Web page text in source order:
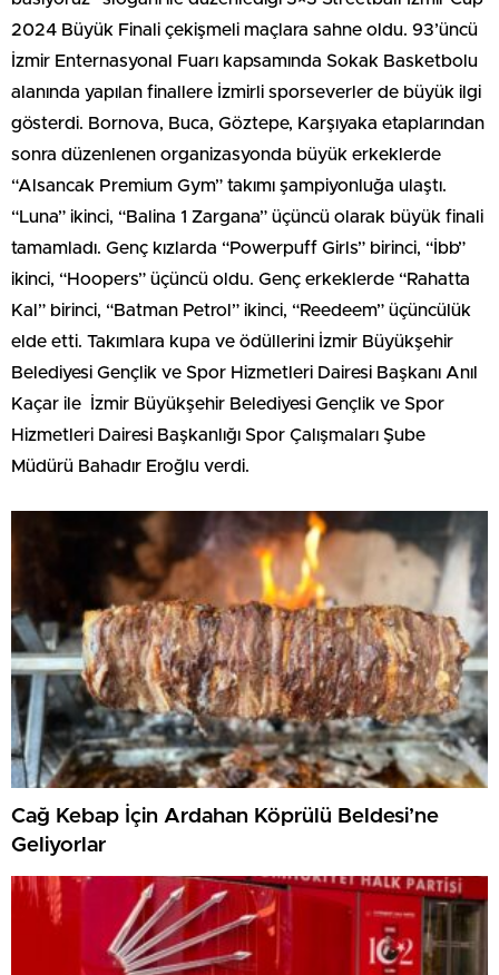
2024 Büyük Finali çekişmeli maçlara sahne oldu. 93’üncü
İzmir Enternasyonal Fuarı kapsamında Sokak Basketbolu
alanında yapılan finallere İzmirli sporseverler de büyük ilgi
gösterdi. Bornova, Buca, Göztepe, Karşıyaka etaplarından
sonra düzenlenen organizasyonda büyük erkeklerde
“Alsancak Premium Gym” takımı şampiyonluğa ulaştı.
“Luna” ikinci, “Balina 1 Zargana” üçüncü olarak büyük finali
tamamladı. Genç kızlarda “Powerpuff Girls” birinci, “İbb”
ikinci, “Hoopers” üçüncü oldu. Genç erkeklerde “Rahatta
Kal” birinci, “Batman Petrol” ikinci, “Reedeem” üçüncülük
elde etti. Takımlara kupa ve ödüllerini İzmir Büyükşehir
Belediyesi Gençlik ve Spor Hizmetleri Dairesi Başkanı Anıl
Kaçar ile İzmir Büyükşehir Belediyesi Gençlik ve Spor
Hizmetleri Dairesi Başkanlığı Spor Çalışmaları Şube
Müdürü Bahadır Eroğlu verdi.
Cağ Kebap İçin Ardahan Köprülü Beldesi’ne
Geliyorlar